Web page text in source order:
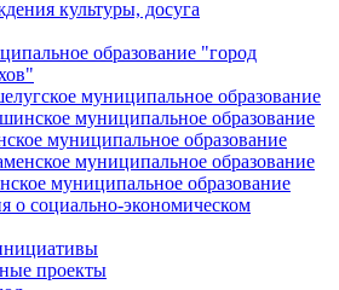
культуры, досуга
образование "город
муниципальное образование
муниципальное образование
муниципальное образование
муниципальное образование
муниципальное образование
о социально-экономическом
проекты